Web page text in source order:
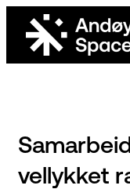
content
vellykket